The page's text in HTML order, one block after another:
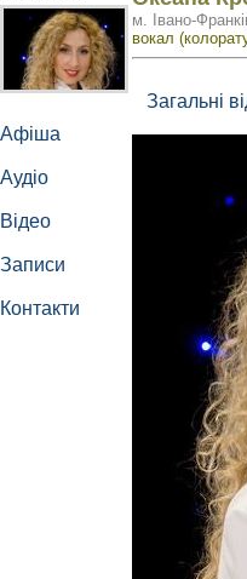
Афіша
Аудіо
Відео
Записи
Контакти
м. Івано-
вокал
Загальні